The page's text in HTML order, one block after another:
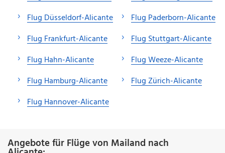
Flug Düsseldorf-Alicante
Flug Frankfurt-Alicante
Flug Hahn-Alicante
Flug Hamburg-Alicante
Flug Hannover-Alicante
Flug Paderborn-Alicante
Flug Stuttgart-Alicante
Flug Weeze-Alicante
Flug Zürich-Alicante
Angebote für Flüge von Mailand nach